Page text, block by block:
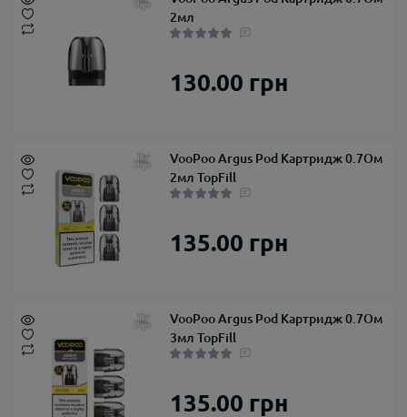
2мл
130.00 грн
VooPoo Argus Pod Картридж 0.7Ом
2мл TopFill
135.00 грн
VooPoo Argus Pod Картридж 0.7Ом
3мл TopFill
135.00 грн